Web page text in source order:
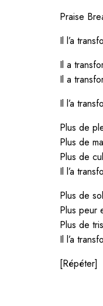
Praise
Il l’a
Il a
Il a
Il l’a
Plus de
Plus de
Plus de
Il l’a
Plus de
Plus peur
Plus de
Il l’a
[Répéter]